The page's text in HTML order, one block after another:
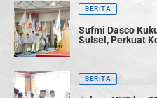
BERITA
Sufmi Dasco
Sulsel, Perkuat
BERITA